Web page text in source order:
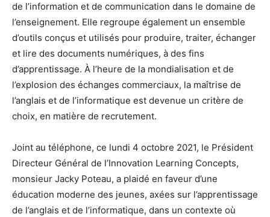
de l’information et de communication dans le domaine de
l’enseignement. Elle regroupe également un ensemble
d’outils conçus et utilisés pour produire, traiter, échanger
et lire des documents numériques, à des fins
d’apprentissage. À l’heure de la mondialisation et de
l’explosion des échanges commerciaux, la maîtrise de
l’anglais et de l’informatique est devenue un critère de
choix, en matière de recrutement.
Joint au téléphone, ce lundi 4 octobre 2021, le Président
Directeur Général de l’Innovation Learning Concepts,
monsieur Jacky Poteau, a plaidé en faveur d’une
éducation moderne des jeunes, axées sur l’apprentissage
de l’anglais et de l’informatique, dans un contexte où